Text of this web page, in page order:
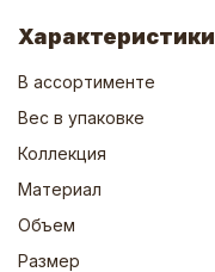
Характеристики
В ассортименте
Вес в упаковке
Коллекция
Материал
Объем
Размер